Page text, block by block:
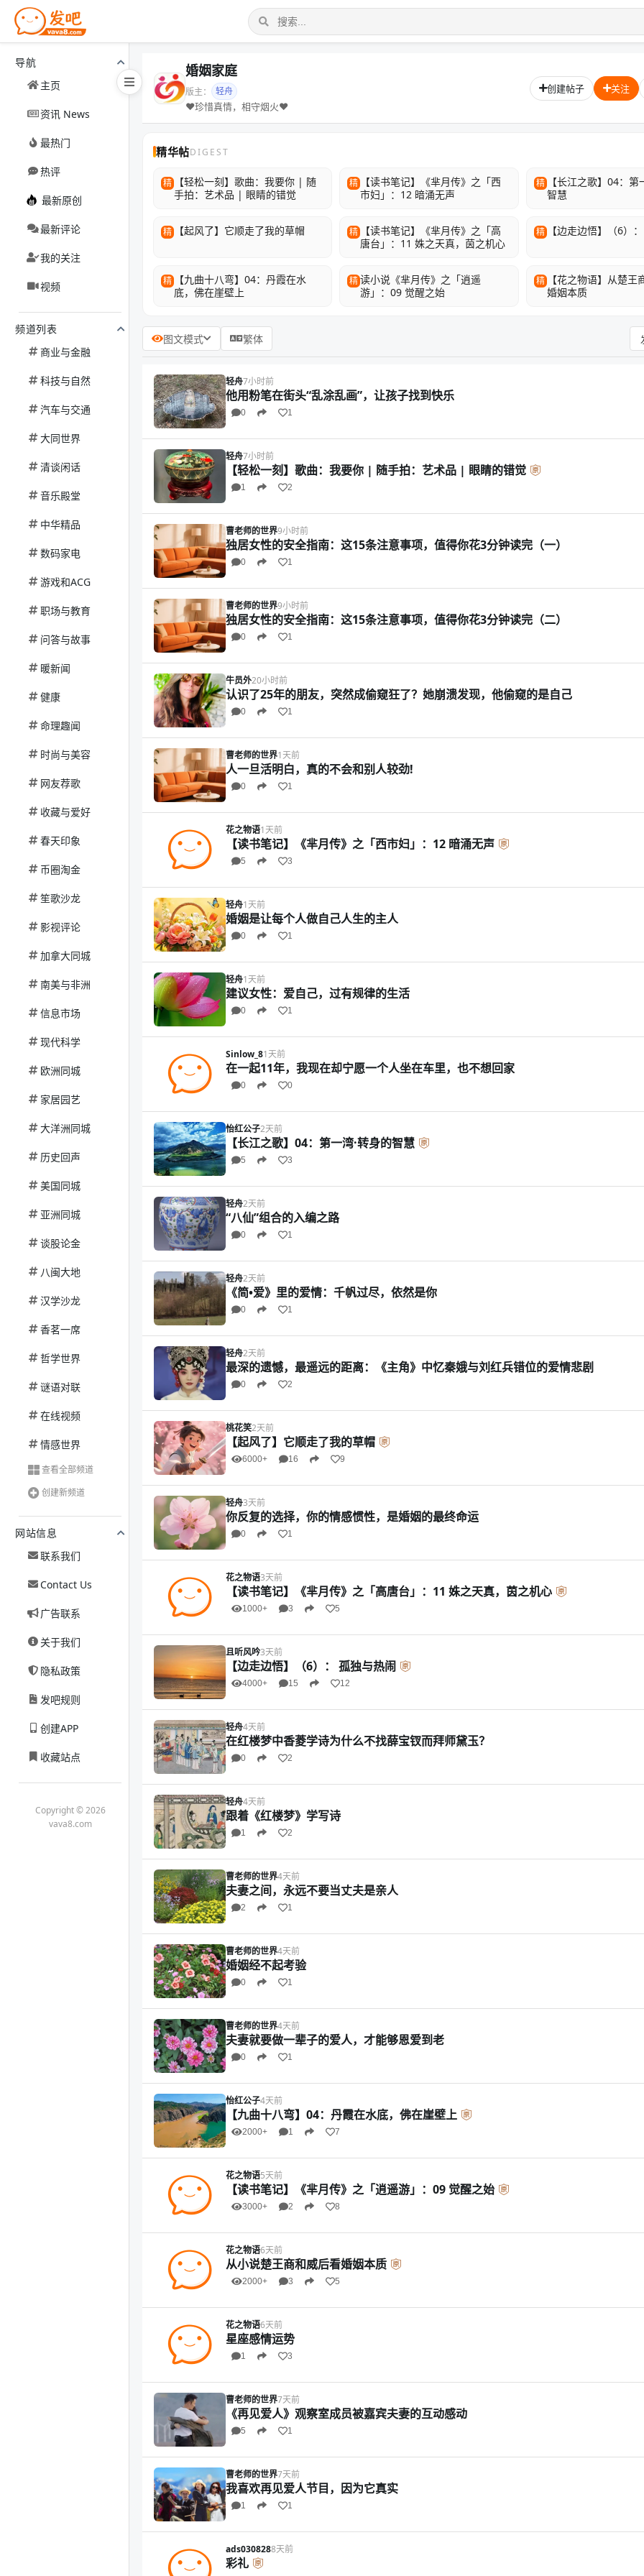
导航
主页
资讯 News
最热门
热评
最新原创
最新评论
我的关注
视频
频道列表
商业与金融
科技与自然
汽车与交通
大同世界
清谈闲话
音乐殿堂
中华精品
数码家电
游戏和ACG
职场与教育
问答与故事
暖新闻
健康
命理趣闻
时尚与美容
网友荐歌
收藏与爱好
春天印象
币圈淘金
笙歌沙龙
影视评论
加拿大同城
南美与非洲
信息市场
现代科学
欧洲同城
家居园艺
大洋洲同城
历史回声
美国同城
亚洲同城
谈股论金
八闽大地
汉学沙龙
香茗一席
哲学世界
谜语对联
在线视频
情感世界
查看全部频道
创建新频道
网站信息
联系我们
Contact Us
广告联系
关于我们
隐私政策
发吧规则
创建APP
收藏站点
Copyright © 2026
vava8.com
婚姻家庭
版主： 轻舟
❤️珍惜真情，相守烟火❤️
创建帖子 关注
精华帖DIGEST
精
【轻松一刻】歌曲：我要你 | 随
手拍：艺术品 | 眼睛的错觉
精
【读书笔记】《芈月传》之「西
市妇」：12 暗涌无声
精【长江之歌】04：第
智慧
精 【起风了】它顺走了我的草帽 精
【读书笔记】《芈月传》之「高
唐台」：11 姝之天真，茵之机心
精【边走边悟】（6）
精
【九曲十八弯】04：丹霞在水
底，佛在崖壁上
精读小说《芈月传》之「逍遥
游」：09 觉醒之始
精【花之物语】从楚王
婚姻本质
图文模式 繁体
轻舟7小时前
他用粉笔在街头“乱涂乱画”，让孩子找到快乐
0 1
轻舟7小时前
【轻松一刻】歌曲：我要你 | 随手拍：艺术品 | 眼睛的错觉
1 2
曹老师的世界9小时前
独居女性的安全指南：这15条注意事项，值得你花3分钟读完（一）
0 1
曹老师的世界9小时前
独居女性的安全指南：这15条注意事项，值得你花3分钟读完（二）
0 1
牛员外20小时前
认识了25年的朋友，突然成偷窥狂了？她崩溃发现，他偷窥的是自己
0 1
曹老师的世界1天前
人一旦活明白，真的不会和别人较劲!
0 1
花之物语1天前
【读书笔记】《芈月传》之「西市妇」：12 暗涌无声
5 3
轻舟1天前
婚姻是让每个人做自己人生的主人
0 1
轻舟1天前
建议女性：爱自己，过有规律的生活
0 1
Sinlow_81天前
在一起11年，我现在却宁愿一个人坐在车里，也不想回家
0 0
怡红公子2天前
【长江之歌】04：第一湾·转身的智慧
5 3
轻舟2天前
“八仙”组合的入编之路
0 1
轻舟2天前
《简•爱》里的爱情：千帆过尽，依然是你
0 1
轻舟2天前
最深的遗憾，最遥远的距离：《主角》中忆秦娥与刘红兵错位的爱情悲剧
0 2
桃花笑2天前
【起风了】它顺走了我的草帽
6000+ 16 9
轻舟3天前
你反复的选择，你的情感惯性，是婚姻的最终命运
0 1
花之物语3天前
【读书笔记】《芈月传》之「高唐台」：11 姝之天真，茵之机心
1000+ 3 5
且听风吟3天前
【边走边悟】（6）： 孤独与热闹
4000+ 15 12
轻舟4天前
在红楼梦中香菱学诗为什么不找薛宝钗而拜师黛玉？
0 2
轻舟4天前
跟着《红楼梦》学写诗
1 2
曹老师的世界4天前
夫妻之间，永远不要当丈夫是亲人
2 1
曹老师的世界4天前
婚姻经不起考验
0 1
曹老师的世界4天前
夫妻就要做一辈子的爱人，才能够恩爱到老
0 1
怡红公子4天前
【九曲十八弯】04：丹霞在水底，佛在崖壁上
2000+ 1 7
花之物语5天前
【读书笔记】《芈月传》之「逍遥游」：09 觉醒之始
3000+ 2 8
花之物语6天前
从小说楚王商和威后看婚姻本质
2000+ 3 5
花之物语6天前
星座感情运势
1 3
曹老师的世界7天前
《再见爱人》观察室成员被嘉宾夫妻的互动感动
5 1
曹老师的世界7天前
我喜欢再见爱人节目，因为它真实
1 1
ads0308288天前
彩礼